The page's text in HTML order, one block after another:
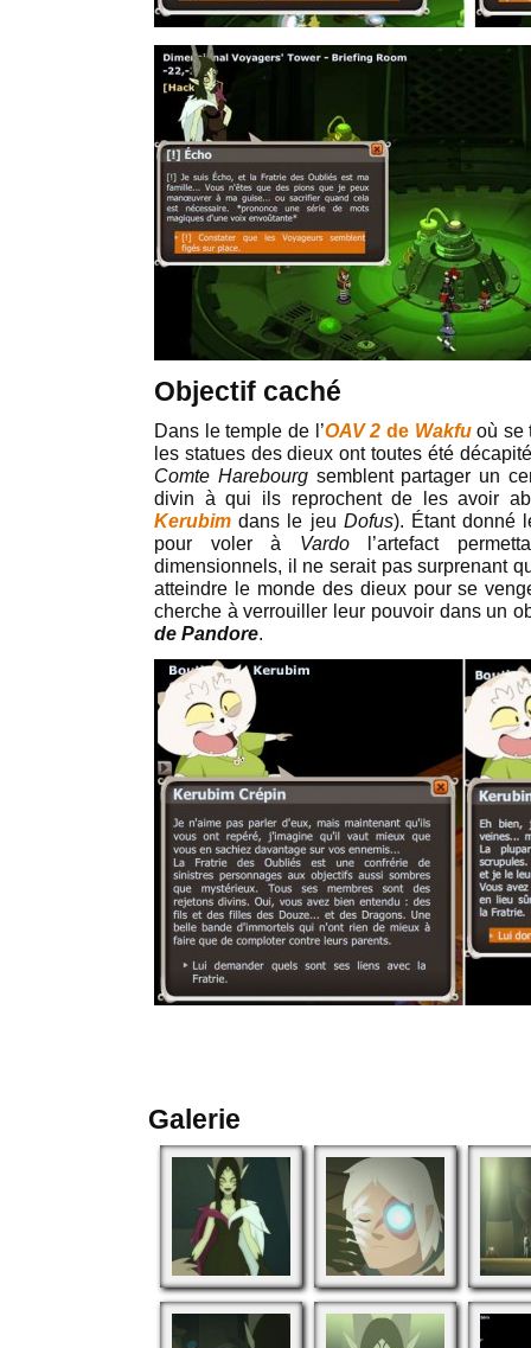
Objectif caché
Dans le temple de l’OAV 2 de Wakfuoù se
les statues des dieux ont toutes été
Comte Harebourgsemblent partager un
divin à qui ils reprochent de les avoir
Kerubim dans le jeu Dofus). Étant donné
pour voler à Vardol’artefact
dimensionnels, il ne serait pas surprenant
atteindre le monde des dieux pour se
cherche à verrouiller leur pouvoir dans un
de Pandore.
Galerie